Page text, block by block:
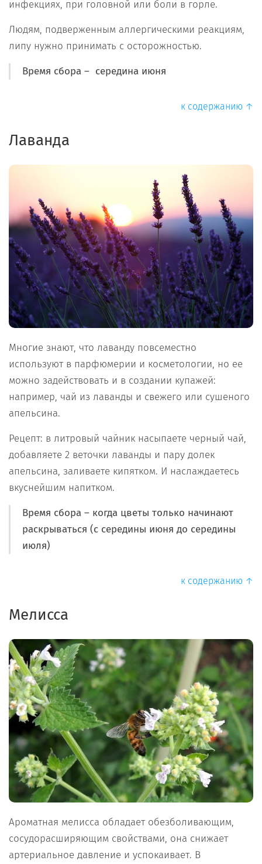
инфекциях, при головной или боли в горле.
Людям, подверженным аллергическими реакциям,
липу нужно принимать с осторожностью.
Время сбора – середина июня
к содержанию ↑
Лаванда
Многие знают, что лаванду повсеместно
используют в парфюмерии и косметологии, но ее
можно задействовать и в создании купажей:
например, чай из лаванды и свежего или сушеного
апельсина.
Рецепт: в литровый чайник насыпаете черный чай,
добавляете 2 веточки лаванды и пару долек
апельсина, заливаете кипятком. И наслаждаетесь
вкуснейшим напитком.
Время сбора – когда цветы только начинают
раскрываться (с середины июня до середины
июля)
к содержанию ↑
Мелисса
Ароматная мелисса обладает обезболивающим,
сосудорасширяющим свойствами, она снижает
артериальное давление и успокаивает. В